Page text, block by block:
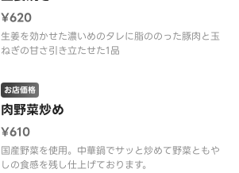
¥620
生姜を効かせた濃いめのタレに脂ののった豚肉と玉
ねぎの甘さ引き立たせた1品
肉野菜炒め
お店価格
¥610
国産野菜を使用。中華鍋でサッと炒めて野菜ともや
しの食感を残し仕上げております。